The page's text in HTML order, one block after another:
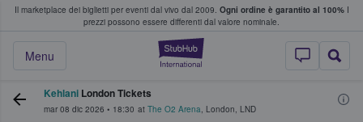
Il marketplace dei biglietti per eventi dal vivo dal 2009. Ogni ordine è garantito al 100%I
prezzi possono essere differenti dal valore nominale.
StubHub - Dove
Menu
fan comprano e vendono biglietti
Kehlani London Tickets
mar 08 dic 2026 • 18:30 at The O2 Arena, London, LND